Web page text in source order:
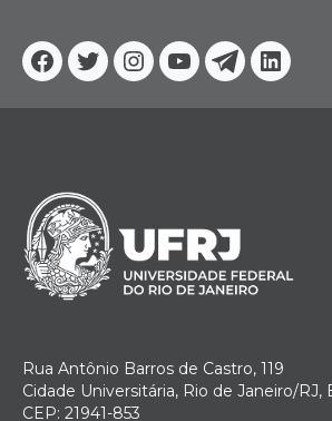
Facebook
TwitterInstagram
YouTube
Telegram
Rua Antônio Barros de Castro, 119
Cidade Universitária, Rio de Janeiro/RJ,
CEP: 21941-853